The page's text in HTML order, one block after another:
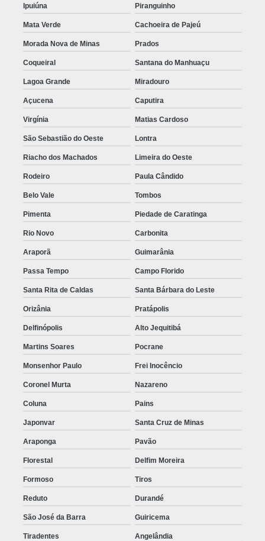
Ipuiúna Piranguinho
Mata Verde Cachoeira de Pajeú
Morada Nova de Minas Prados
Coqueiral Santana do Manhuaçu
Lagoa Grande Miradouro
Açucena Caputira
Virgínia Matias Cardoso
São Sebastião do Oeste Lontra
Riacho dos Machados Limeira do Oeste
Rodeiro Paula Cândido
Belo Vale Tombos
Pimenta Piedade de Caratinga
Rio Novo Carbonita
Araporã Guimarânia
Passa Tempo Campo Florido
Santa Rita de Caldas Santa Bárbara do Leste
Orizânia Pratápolis
Delfinópolis Alto Jequitibá
Martins Soares Pocrane
Monsenhor Paulo Frei Inocêncio
Coronel Murta Nazareno
Coluna Pains
Japonvar Santa Cruz de Minas
Araponga Pavão
Florestal Delfim Moreira
Formoso Tiros
Reduto Durandé
São José da Barra Guiricema
Tiradentes Angelândia